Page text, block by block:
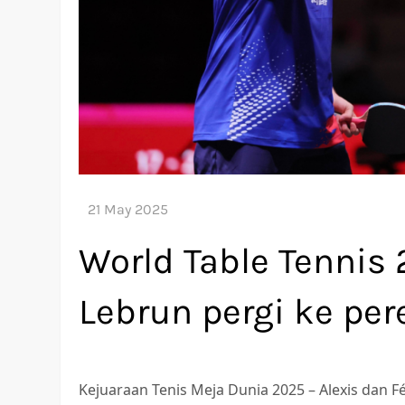
World Table
Lebrun pergi ke
Kejuaraan Tenis Meja Dunia 2025 – Alexis dan